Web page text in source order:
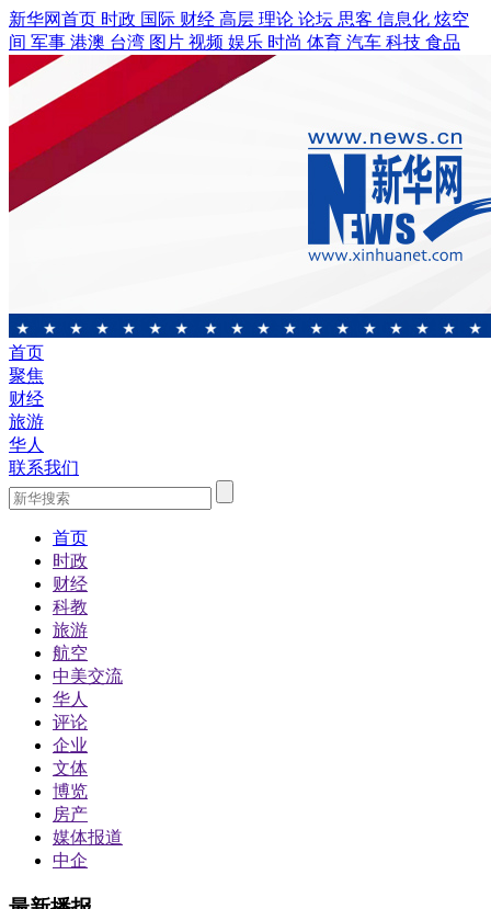
新华网首页 时政 国际 财经 高层 理论 论坛 思客 信息化 炫空
间 军事 港澳 台湾 图片 视频 娱乐 时尚 体育 汽车 科技 食品
首页
聚焦
财经
旅游
华人
联系我们
首页
时政
财经
科教
旅游
航空
中美交流
华人
评论
企业
文体
博览
房产
媒体报道
中企